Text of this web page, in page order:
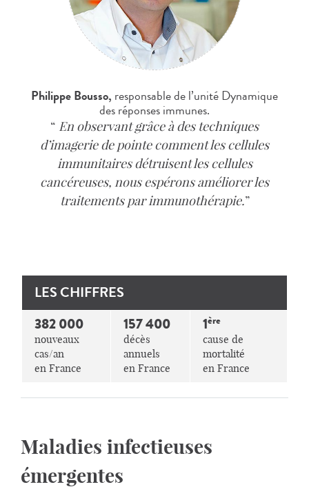
Philippe Bousso, responsable de l’unité Dynamique
des réponses immunes.
En observant grâce à des techniques
d’imagerie de pointe comment les cellules
immunitaires détruisent les cellules
cancéreuses, nous espérons améliorer les
traitements par immunothérapie.
LES CHIFFRES
382 000
nouveaux
cas/an
en France
157 400
décès
annuels
en France
1ère
cause de
mortalité
en France
Maladies infectieuses
émergentes